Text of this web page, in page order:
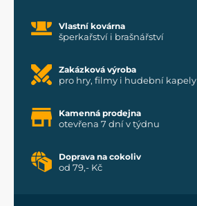
Vlastní kovárna
šperkařství i brašnářství
Zakázková výroba
pro hry, filmy i hudební kapely
Kamenná prodejna
otevřena 7 dní v týdnu
Doprava na cokoliv
od 79,- Kč